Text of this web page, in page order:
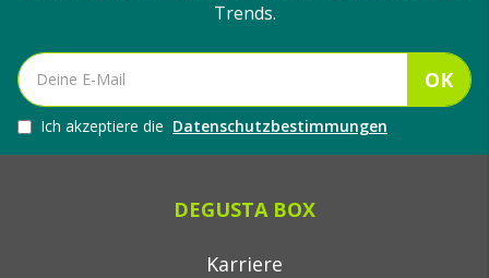
Trends.
OK
Ich akzeptiere die Datenschutzbestimmungen
DEGUSTA BOX
Karriere